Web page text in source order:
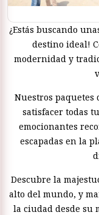
¿Estás buscando
destino ideal!
modernidad y
Nuestros paquetes
satisfacer todas
emocionantes
escapadas en la
Descubre la
alto del mundo, y
la ciudad desde su